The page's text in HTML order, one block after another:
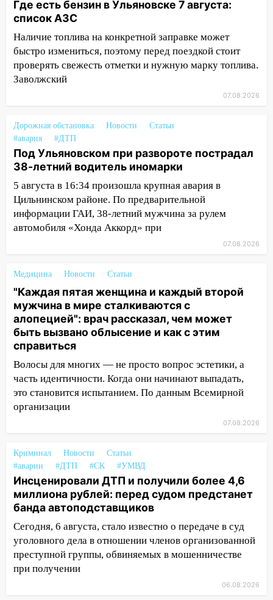
13:30
В Ульяновске транспортные
полицейские проведут акцию «Час
13:20 В Ульяновске за один день
обокрали женщину на пляже и
выбросил из машины страйкбольную
гранату: его задержали
12:34 На Ульяновскую область
надвигается сильнейшая непогода: град
и шквал до 27 м/с
12:31 Ульяновец хотел купить иномарку
из Европы и потерял 760 тысяч рублей
пострадал 14-летний подросток
12:00 Где есть бензин в Ульяновске 7
августа: список АЗС
11:50 Заснул рядом с ребёнком и
случайно задушил его: суд вынес
приговор
11:38 В Ленинском районе пожар
полностью уничтожил дачный дом и
сарай
ЕГЭ с 2027 года
11:25
В Ульяновске ИИ будет выявлять
нарушителей на контейнерных
площадках
11:20
Ульяновская шахматистка
Валерия Клейменова выиграла два
золота в составе сборной мира
11:16 В Ульяновске открыли памятную
доску декабристу Кондратию Рылееву
Где есть бензин в Ульяновске 7 августа:
список АЗС
Наличие топлива на конкретной заправке может
быстро измениться, поэтому перед поездкой стоит
проверять свежесть отметки и нужную марку топлива.
Заволжский
07.08.2026
Дорожная обстановка Новости
Статьи
#авария
#ДТП
Под Ульяновском при развороте пострадал
38-летний водитель иномарки
5 августа в 16:34 произошла крупная авария в
Цильнинском районе. По предварительной
информации ГАИ, 38-летний мужчина за рулем
автомобиля «Хонда Аккорд» при
07.08.2026
Медицина Новости Статьи
"Каждая пятая женщина и каждый второй
мужчина в мире сталкиваются с
алопецией": врач рассказал, чем может
быть вызвано облысение и как с этим
справиться
Волосы для многих — не просто вопрос эстетики, а
часть идентичности. Когда они начинают выпадать,
это становится испытанием. По данным Всемирной
организации
07.08.2026
Криминал Новости
Статьи
#аварии
#ДТП #СК #УМВД
Инсценировали ДТП и получили более 4,6
миллиона рублей: перед судом предстанет
банда автоподставщиков
Сегодня, 6 августа, стало известно о передаче в суд
уголовного дела в отношении членов организованной
преступной группы, обвиняемых в мошенничестве
при получении
06.08.2026